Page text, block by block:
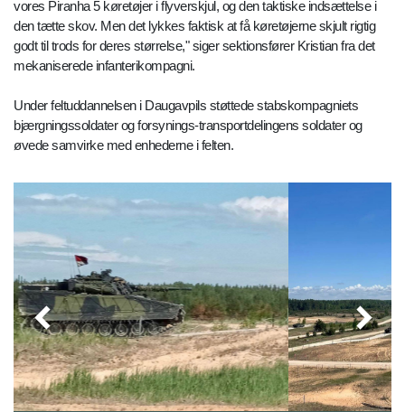
vores Piranha 5 køretøjer i flyverskjul, og den taktiske indsættelse i
den tætte skov. Men det lykkes faktisk at få køretøjerne skjult rigtig
godt til trods for deres størrelse," siger sektionsfører Kristian fra det
mekaniserede infanterikompagni.
Under feltuddannelsen i Daugavpils støttede stabskompagniets
bjærgningssoldater og forsynings-transportdelingens soldater og
øvede samvirke med enhederne i felten.